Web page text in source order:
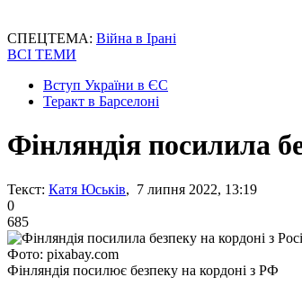
СПЕЦТЕМА: Війна в Ірані
ВСІ ТЕМИ
Вступ України в ЄС
Теракт в Барселоні
Фінляндія посилила
Текст: Катя Юськів, 7 липня 2022, 13:19
0
685
Фото: pixabay.com
Фінляндія посилює безпеку на кордоні з РФ